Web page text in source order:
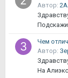
Автор:
Чем
Автор:
На